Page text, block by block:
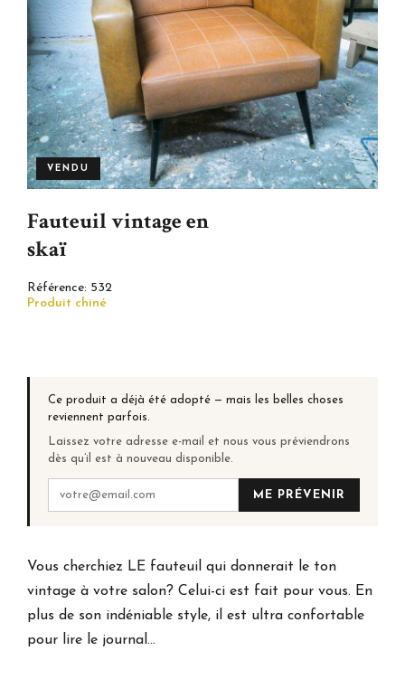
VENDU
Fauteuil vintage en
skaï
Référence: 532
Produit chiné
Ce produit a déjà été adopté — mais les belles choses
reviennent parfois.
Laissez votre adresse e-mail et nous vous préviendrons
dès qu’il est à nouveau disponible.
ME PRÉVENIR
Vous cherchiez LE fauteuil qui donnerait le ton
vintage à votre salon? Celui-ci est fait pour vous. En
plus de son indéniable style, il est ultra confortable
pour lire le journal...